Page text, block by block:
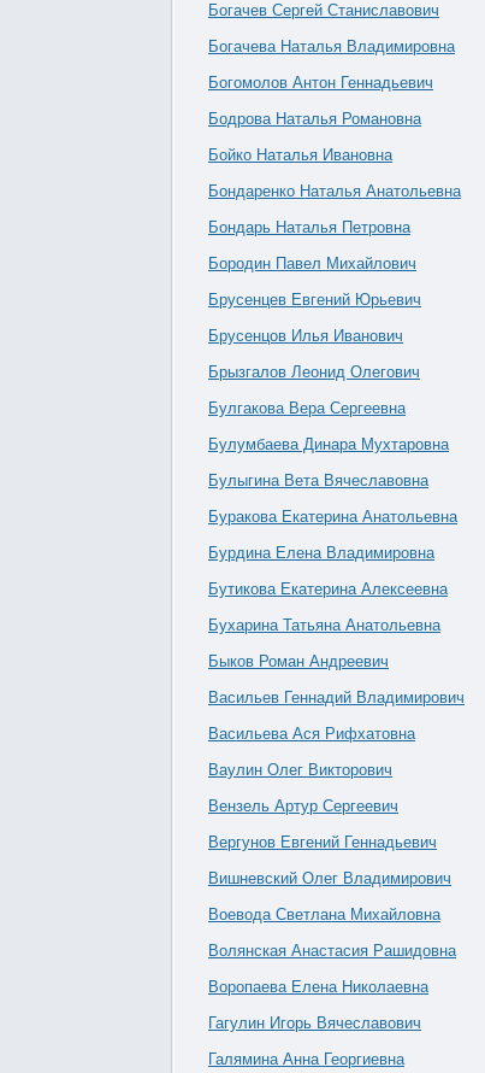
Богачев Сергей Станиславович
Богачева Наталья Владимировна
Богомолов Антон Геннадьевич
Бодрова Наталья Романовна
Бойко Наталья Ивановна
Бондаренко Наталья Анатольевна
Бондарь Наталья Петровна
Бородин Павел Михайлович
Брусенцев Евгений Юрьевич
Брусенцов Илья Иванович
Брызгалов Леонид Олегович
Булгакова Вера Сергеевна
Булумбаева Динара Мухтаровна
Булыгина Вета Вячеславовна
Буракова Екатерина Анатольевна
Бурдина Елена Владимировна
Бутикова Екатерина Алексеевна
Бухарина Татьяна Анатольевна
Быков Роман Андреевич
Васильев Геннадий Владимирович
Васильева Ася Рифхатовна
Ваулин Олег Викторович
Вензель Артур Сергеевич
Вергунов Евгений Геннадьевич
Вишневский Олег Владимирович
Воевода Светлана Михайловна
Волянская Анастасия Рашидовна
Воропаева Елена Николаевна
Гагулин Игорь Вячеславович
Галямина Анна Георгиевна